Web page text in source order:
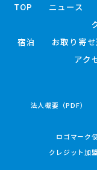
TOP ニュース
宿泊
お取り寄
アク
法人概要（PDF）
ロゴマーク
クレジット加